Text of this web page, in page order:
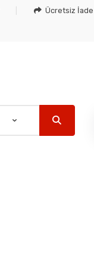
Ücretsiz İade